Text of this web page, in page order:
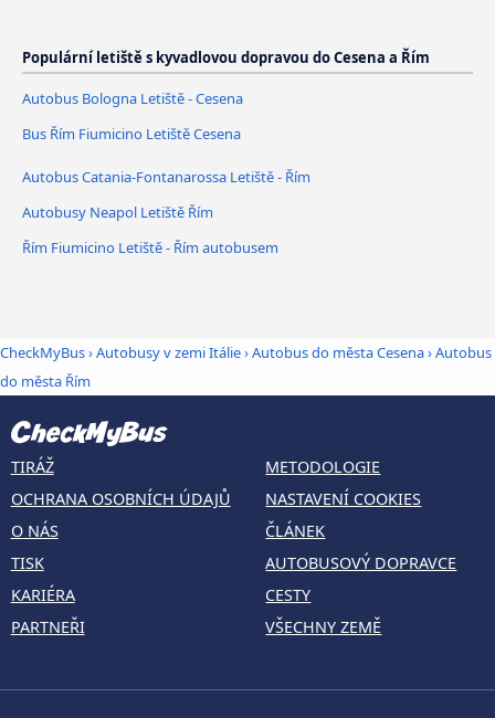
Populární letiště s kyvadlovou dopravou do Cesena a Řím
Autobus Bologna Letiště - Cesena
Bus Řím Fiumicino Letiště Cesena
Autobus Catania-Fontanarossa Letiště - Řím
Autobusy Neapol Letiště Řím
Řím Fiumicino Letiště - Řím autobusem
CheckMyBus›Autobusy v zemi Itálie›Autobus do města Cesena›Autobus
do města Řím
TIRÁŽ
OCHRANA OSOBNÍCH ÚDAJŮ
O NÁS
TISK
KARIÉRA
PARTNEŘI
METODOLOGIE
NASTAVENÍ COOKIES
ČLÁNEK
AUTOBUSOVÝ DOPRAVCE
CESTY
VŠECHNY ZEMĚ